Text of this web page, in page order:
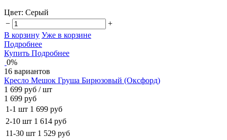
Цвет: Серый
−
+
В корзину Уже в корзине
Подробнее
Купить Подробнее
0%
16 вариантов
Кресло Мешок Груша Бирюзовый (Оксфорд)
1 699 руб / шт
1 699 руб
1-1 шт 1 699 руб
2-10 шт 1 614 руб
11-30 шт 1 529 руб